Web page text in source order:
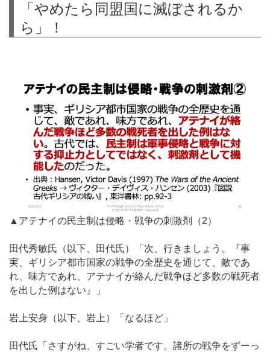
「やめたら同盟国に滅ぼされるか
ら」！
▲アテナイの民主制は侵略・戦争の刺激剤（2）
田代秀敏氏（以下、田代氏）「次、行きましょう。『事
実、ギリシア都市国家の戦争の全歴史を通じて、敵であ
れ、味方であれ、アテナイが絡んだ戦争ほど多数の戦死者
を出した例はない』」
岩上安身（以下、岩上）「なるほど」
田代氏「さすがね、すごい学者です。諸所の戦争をずーっ